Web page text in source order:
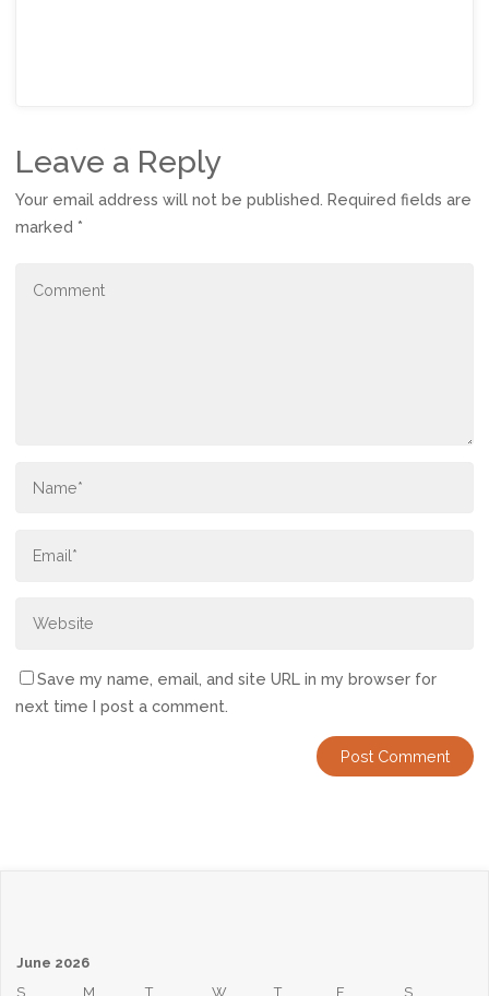
Leave a Reply
Your email address will not be published. Required fields are
marked *
Save my name, email, and site URL in my browser for
next time I post a comment.
June 2026
S
M T W T F
S